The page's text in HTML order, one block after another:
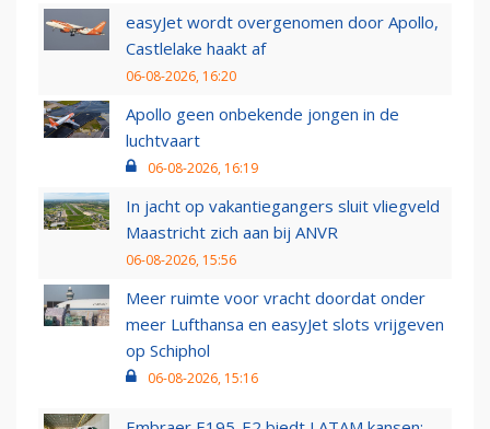
easyJet wordt overgenomen door Apollo,
Castlelake haakt af
06-08-2026, 16:20
Apollo geen onbekende jongen in de
luchtvaart
06-08-2026, 16:19
In jacht op vakantiegangers sluit vliegveld
Maastricht zich aan bij ANVR
06-08-2026, 15:56
Meer ruimte voor vracht doordat onder
meer Lufthansa en easyJet slots vrijgeven
op Schiphol
06-08-2026, 15:16